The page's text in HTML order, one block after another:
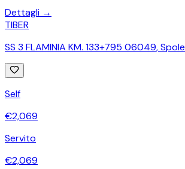
Dettagli →
TIBER
SS 3 FLAMINIA KM. 133+795 06049,
Self
€2,069
Servito
€2,069